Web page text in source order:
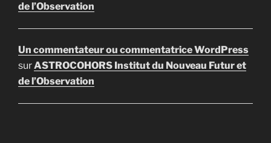
de l’Observation
Un commentateur ou commentatrice WordPress
surASTROCOHORS Institut du Nouveau Futur et
de l’Observation